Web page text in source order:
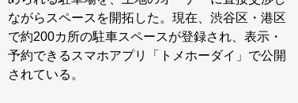
ながらスペースを開拓した。現在、渋谷区・港区
で約200カ所の駐車スペースが登録され、表示・
予約できるスマホアプリ「トメホーダイ」で公開
されている。